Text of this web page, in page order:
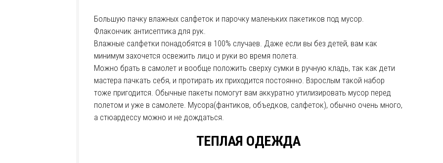
Большую пачку влажных салфеток и парочку маленьких пакетиков под мусор.
Флакончик антисептика для рук.
Влажные салфетки понадобятся в 100% случаев. Даже если вы без детей, вам как
минимум захочется освежить лицо и руки во время полета.
Можно брать в самолет и вообще положить сверху сумки в ручную кладь, так как дети
мастера пачкать себя, и протирать их приходится постоянно. Взрослым такой набор
тоже пригодится. Обычные пакеты помогут вам аккуратно утилизировать мусор перед
полетом и уже в самолете. Мусора(фантиков, объедков, салфеток), обычно очень много,
а стюардессу можно и не дождаться.
ТЕПЛАЯ ОДЕЖДА